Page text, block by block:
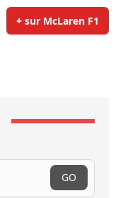
+ sur McLaren F1
GO